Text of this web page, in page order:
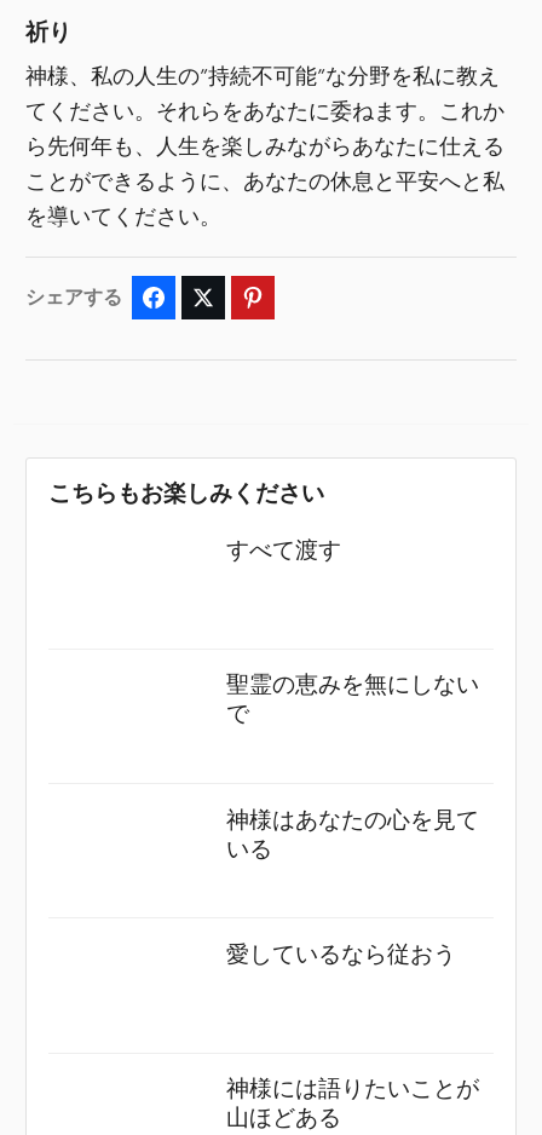
祈り
神様、私の人生の”持続不可能”な分野を私に教え
てください。それらをあなたに委ねます。これか
ら先何年も、人生を楽しみながらあなたに仕える
ことができるように、あなたの休息と平安へと私
を導いてください。
シェアする Facebook Twitter
こちらもお楽しみください
すべて渡す
聖霊の恵みを無にしない
で
神様はあなたの心を見て
いる
愛しているなら従おう
神様には語りたいことが
山ほどある